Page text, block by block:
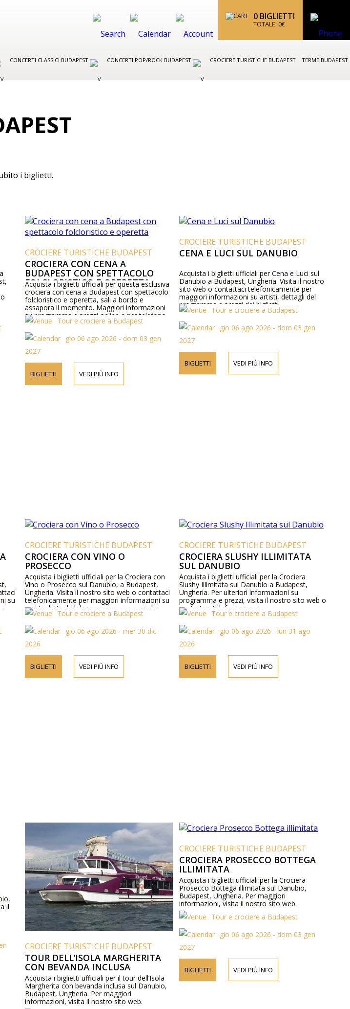
0 BIGLIETTI
TOTALE: 0€
CONCERTI CLASSICI BUDAPEST CONCERTI POP/ROCK BUDAPEST CROCIERE TURISTICHE BUDAPEST TERME BUDAPEST
i biglietti.
CROCIERE TURISTICHE BUDAPEST
CROCIERA CON CENA A
BUDAPEST CON SPETTACOLO
FOLCLORISTICO E OPERETTA
Acquista i biglietti ufficiali per questa esclusiva
crociera con cena a Budapest con spettacolo
folcloristico e operetta, sali a bordo e
assapora il momento. Maggiori informazioni
su programma e prezzi online e per telefono.
Tour e crociere a Budapest
gio 06 ago 2026 - dom 03 gen
2027
BIGLIETTI VEDI PIÙ INFO
CROCIERE TURISTICHE BUDAPEST
CENA E LUCI SUL DANUBIO
Acquista i biglietti ufficiali per Cena e Luci sul
Danubio a Budapest, Ungheria. Visita il nostro
sito web o contattaci telefonicamente per
maggiori informazioni su artisti, dettagli del
programma e prezzi dei biglietti.
Tour e crociere a Budapest
gio 06 ago 2026 - dom 03 gen
2027
BIGLIETTI VEDI PIÙ INFO
su
CROCIERE TURISTICHE BUDAPEST
CROCIERA CON VINO O
PROSECCO
Acquista i biglietti ufficiali per la Crociera con
Vino o Prosecco sul Danubio, a Budapest,
Ungheria. Visita il nostro sito web o contattaci
telefonicamente per maggiori informazioni su
artisti, dettagli del programma e prezzi dei
biglietti.
Tour e crociere a Budapest
gio 06 ago 2026 - mer 30 dic
2026
BIGLIETTI VEDI PIÙ INFO
CROCIERE TURISTICHE BUDAPEST
CROCIERA SLUSHY ILLIMITATA
SUL DANUBIO
Acquista i biglietti ufficiali per la Crociera
Slushy Illimitata sul Danubio a Budapest,
Ungheria. Per ulteriori informazioni su
programma e prezzi, visita il nostro sito web o
contattaci telefonicamente.
Tour e crociere a Budapest
gio 06 ago 2026 - lun 31 ago
2026
BIGLIETTI VEDI PIÙ INFO
il
CROCIERE TURISTICHE BUDAPEST
TOUR DELL’ISOLA MARGHERITA
CON BEVANDA INCLUSA
Acquista i biglietti ufficiali per il tour dell’Isola
Margherita con bevanda inclusa sul Danubio,
Budapest, Ungheria. Per maggiori
informazioni, visita il nostro sito web.
CROCIERE TURISTICHE BUDAPEST
CROCIERA PROSECCO BOTTEGA
ILLIMITATA
Acquista i biglietti ufficiali per la Crociera
Prosecco Bottega illimitata sul Danubio,
Budapest, Ungheria. Per maggiori
informazioni, visita il nostro sito web.
Tour e crociere a Budapest
gio 06 ago 2026 - dom 03 gen
2027
BIGLIETTI VEDI PIÙ INFO